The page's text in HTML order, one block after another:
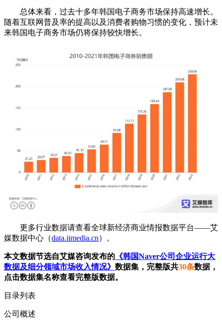
总体来看，过去十多年韩国电子商务市场保持高速增长。
随着互联网普及率的提高以及消费者购物习惯的变化，预计未
来韩国电子商务市场仍将保持较快增长。
更多行业数据请查看全球新经济商业情报数据平台——艾
媒数据中心（data.iimedia.cn）。
本文数据节选自艾媒咨询发布的 《韩国Naver公司企业运行大
数据及细分领域市场收入情况》 数据集，完整版共30条数据，
点击数据集名称查看完整版数据。
目录列表
公司概述